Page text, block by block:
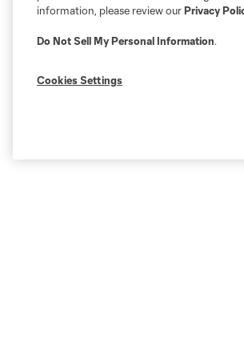
information, please review ourPrivacy
Do Not Sell My Personal Information.
Cookies Settings